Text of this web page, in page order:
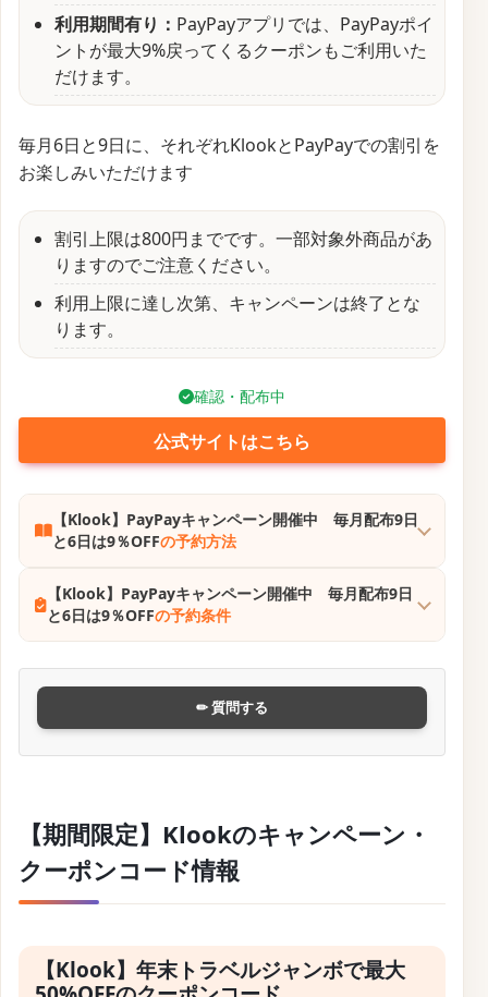
利用期間有り： PayPayアプリでは、PayPayポイ
ントが最大9%戻ってくるクーポンもご利用いた
だけます。
毎月6日と9日に、それぞれKlookとPayPayでの割引を
お楽しみいただけます
割引上限は800円までです。一部対象外商品があ
りますのでご注意ください。
利用上限に達し次第、キャンペーンは終了とな
ります。
確認・配布中
公式サイトはこちら
【Klook】PayPayキャンペーン開催中 毎月配布9日
と6日は9％OFFの予約方法
【Klook】PayPayキャンペーン開催中 毎月配布9日
と6日は9％OFFの予約条件
✏ 質問する
【期間限定】Klookのキャンペーン・
クーポンコード情報
【Klook】年末トラベルジャンボで最大